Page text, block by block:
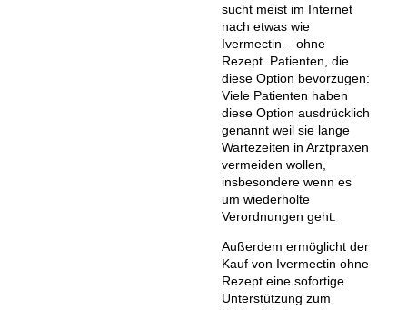
sucht meist im Internet
nach etwas wie
Ivermectin – ohne
Rezept. Patienten, die
diese Option bevorzugen:
Viele Patienten haben
diese Option ausdrücklich
genannt weil sie lange
Wartezeiten in Arztpraxen
vermeiden wollen,
insbesondere wenn es
um wiederholte
Verordnungen geht.
Außerdem ermöglicht der
Kauf von Ivermectin ohne
Rezept eine sofortige
Unterstützung zum